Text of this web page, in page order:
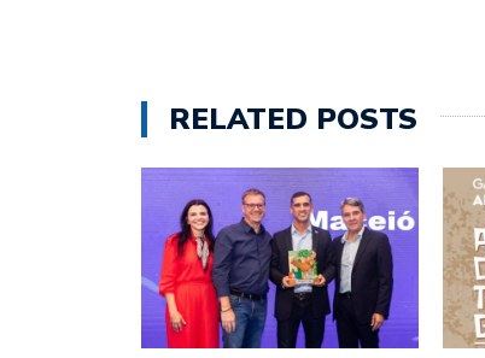
RELATED POSTS